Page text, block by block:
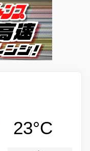
23°C